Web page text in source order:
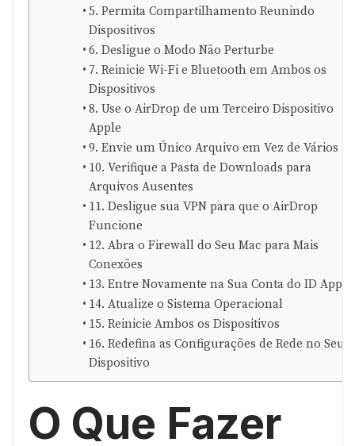
5. Permita Compartilhamento Reunindo
Dispositivos
6. Desligue o Modo Não Perturbe
7. Reinicie Wi-Fi e Bluetooth em Ambos os
Dispositivos
8. Use o AirDrop de um Terceiro Dispositivo
Apple
9. Envie um Único Arquivo em Vez de Vários
10. Verifique a Pasta de Downloads para
Arquivos Ausentes
11. Desligue sua VPN para que o AirDrop
Funcione
12. Abra o Firewall do Seu Mac para Mais
Conexões
13. Entre Novamente na Sua Conta do ID Apple
14. Atualize o Sistema Operacional
15. Reinicie Ambos os Dispositivos
16. Redefina as Configurações de Rede no Seu
Dispositivo
O Que Fazer